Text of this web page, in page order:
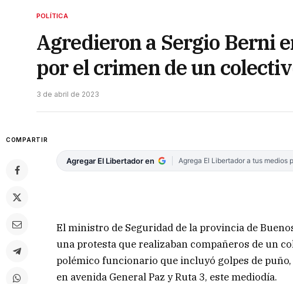
POLÍTICA
Agredieron a Sergio Berni
por el crimen de un
3 de abril de 2023
COMPARTIR
Agregar El Libertador en Agrega El Libertador a tus medios
El ministro de Seguridad de la provincia de
una protesta que realizaban compañeros de un
polémico funcionario que incluyó golpes de
en avenida General Paz y Ruta 3, este mediodía.